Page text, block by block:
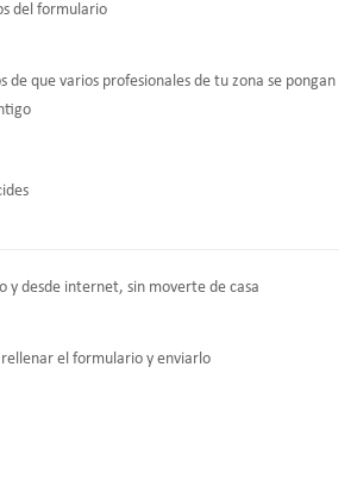
del formulario
de que varios profesionales de tu zona se pongan
y desde internet, sin moverte de casa
rellenar el formulario y enviarlo